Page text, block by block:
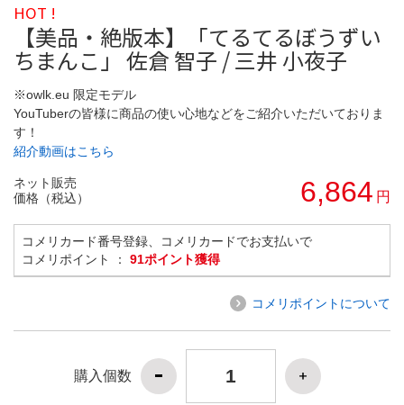
HOT !
【美品・絶版本】「てるてるぼうずい
ちまんこ」 佐倉 智子 / 三井 小夜子
※owlk.eu 限定モデル
YouTuberの皆様に商品の使い心地などをご紹介いただいておりま
す！
紹介動画はこちら
ネット販売
価格（税込）
6,864 円
コメリカード番号登録、コメリカードでお支払いで
コメリポイント ： 91ポイント獲得
コメリポイントについて
購入個数